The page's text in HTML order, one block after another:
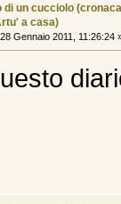
di un cucciolo
a casa)
28 Gennaio 2011, 11:26:24